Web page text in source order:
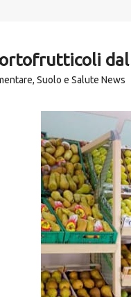
dal
, Suolo e Salute News